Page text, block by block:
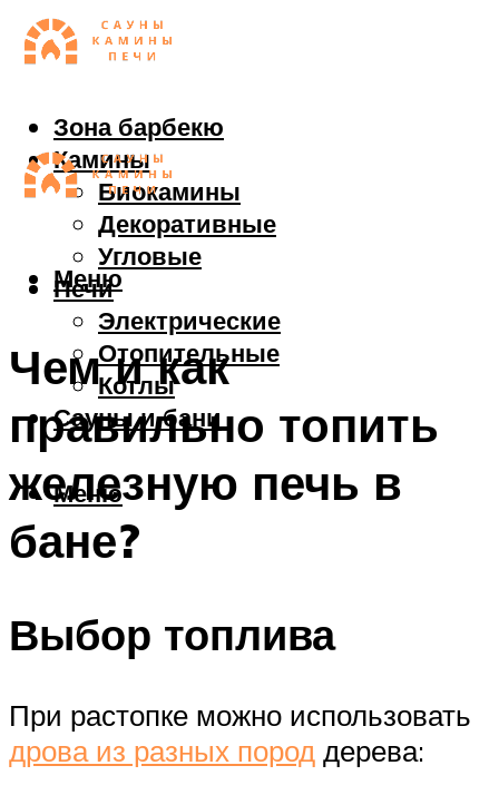
Зона барбекю
Камины
Биокамины
Декоративные
Угловые
Печи
Электрические
Отопительные
Котлы
Сауны и бани
Меню
Меню
Чем и как
правильно топить
железную печь в
бане?
Выбор топлива
При растопке можно использовать
дрова из разных пород дерева: